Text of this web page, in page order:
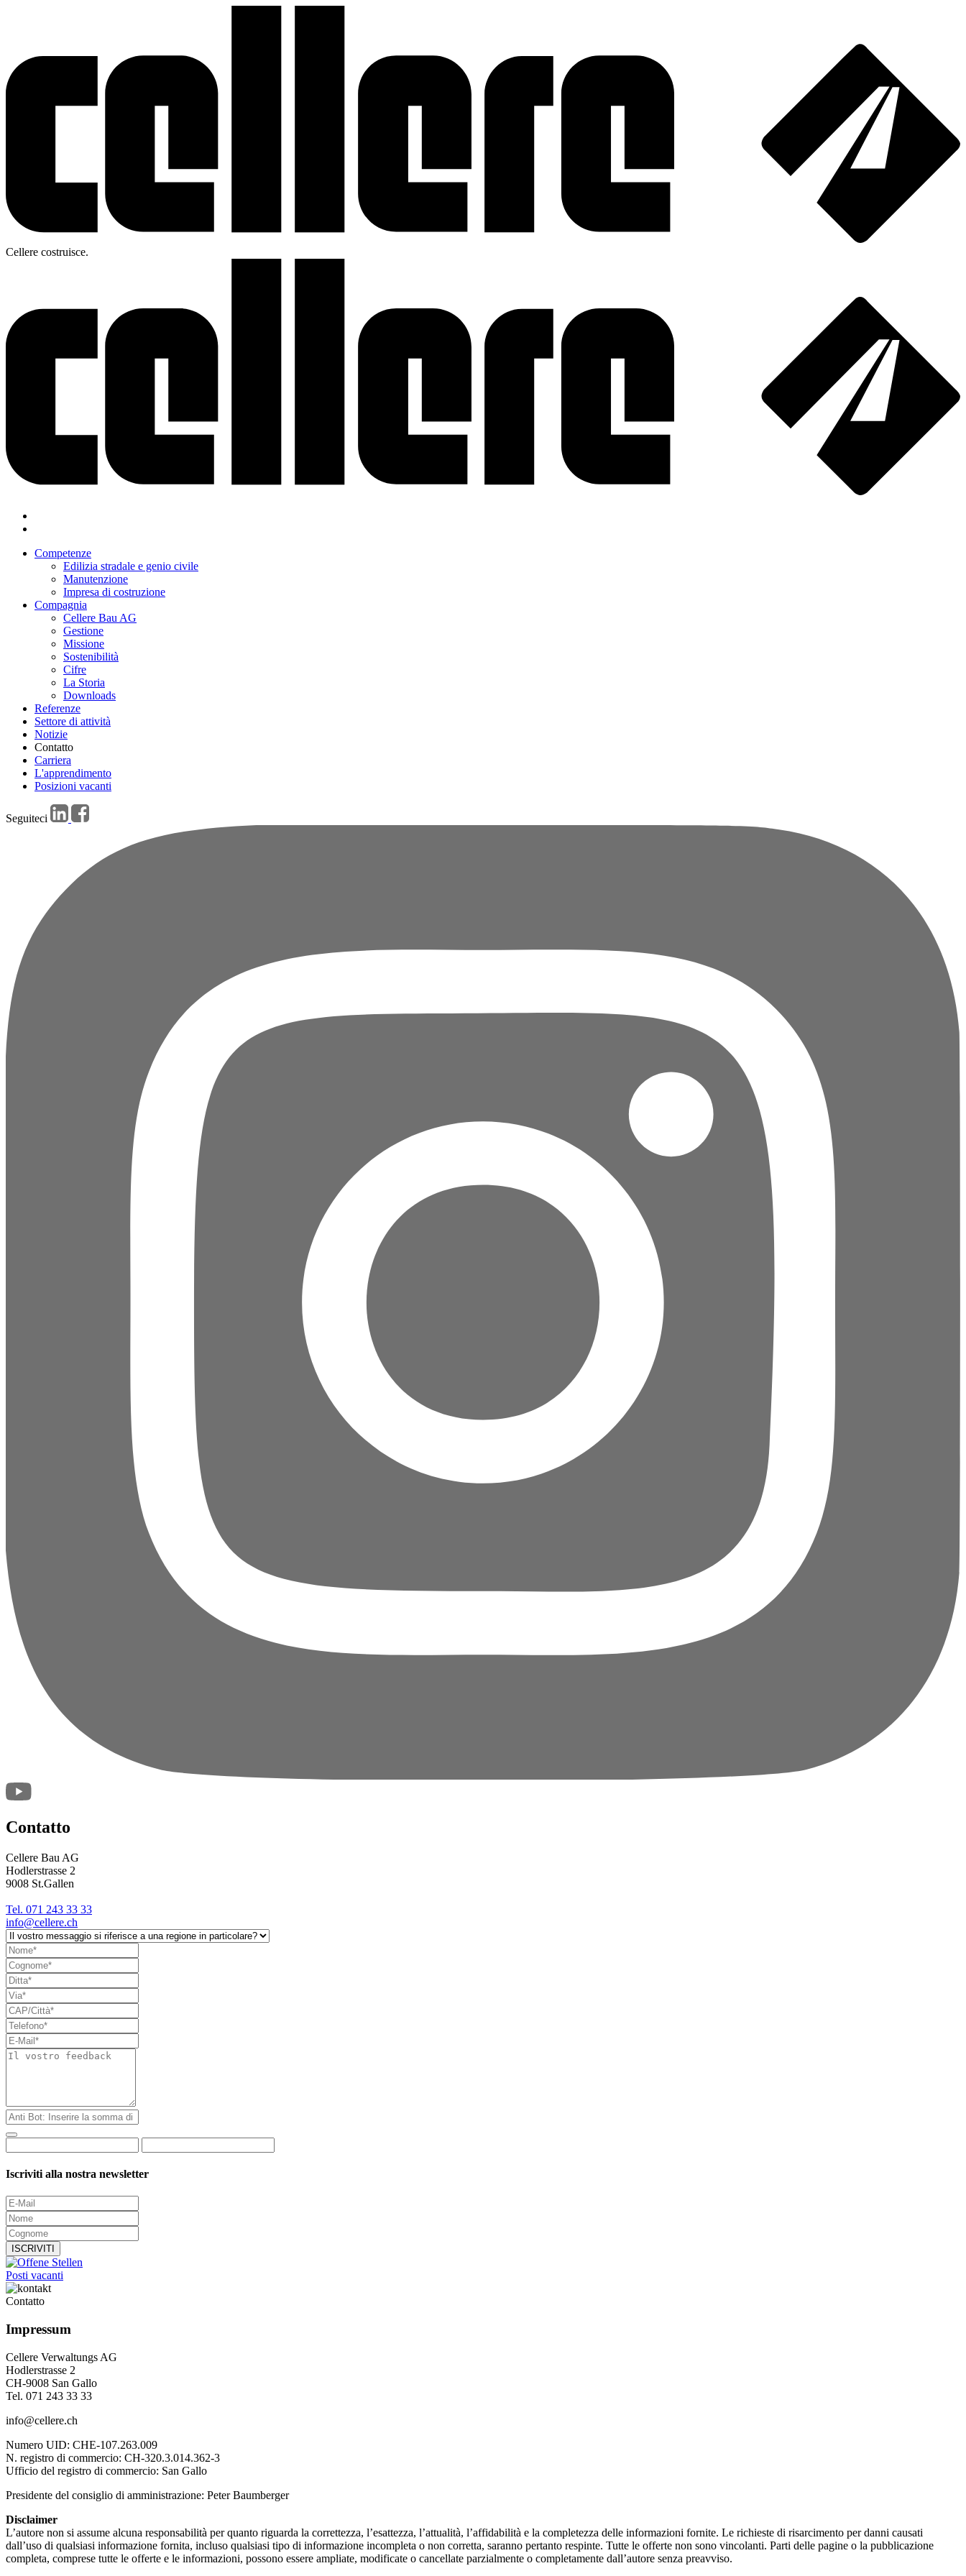
Cellere costruisce.
Competenze
Edilizia stradale e genio civile
Manutenzione
Impresa di costruzione
Compagnia
Cellere Bau AG
Gestione
Missione
Sostenibilità
Cifre
La Storia
Downloads
Referenze
Settore di attività
Notizie
Contatto
Carriera
L'apprendimento
Posizioni vacanti
Seguiteci
Contatto
Cellere Bau AG
Hodlerstrasse 2
9008 St.Gallen
Tel. 071 243 33 33
info@cellere.ch
Iscriviti alla nostra newsletter
Posti vacanti
Contatto
Impressum
Cellere Verwaltungs AG
Hodlerstrasse 2
CH-9008 San Gallo
Tel. 071 243 33 33
info@cellere.ch
Numero UID: CHE-107.263.009
N. registro di commercio: CH-320.3.014.362-3
Ufficio del registro di commercio: San Gallo
Presidente del consiglio di amministrazione: Peter Baumberger
Disclaimer
L’autore non si assume alcuna responsabilità per quanto riguarda la correttezza, l’esattezza, l’attualità, l’affidabilità e la completezza delle informazioni fornite. Le richieste di risarcimento per danni causati
dall’uso di qualsiasi informazione fornita, incluso qualsiasi tipo di informazione incompleta o non corretta, saranno pertanto respinte. Tutte le offerte non sono vincolanti. Parti delle pagine o la pubblicazione
completa, comprese tutte le offerte e le informazioni, possono essere ampliate, modificate o cancellate parzialmente o completamente dall’autore senza preavviso.